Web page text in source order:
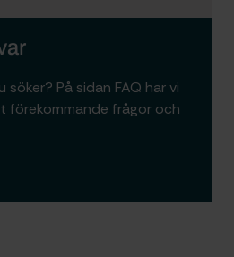
söker? På sidan FAQ har vi
förekommande frågor och